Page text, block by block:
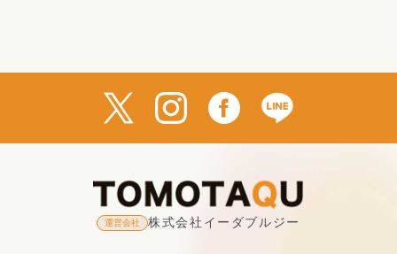
運営会社 株式会社イーダブルジー